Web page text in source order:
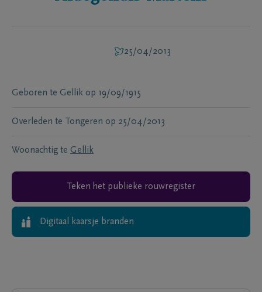
25/04/2013
Geboren te Gellik op 19/09/1915
Overleden te Tongeren op 25/04/2013
Woonachtig te Gellik
Teken het publieke rouwregister
Digitaal kaarsje branden